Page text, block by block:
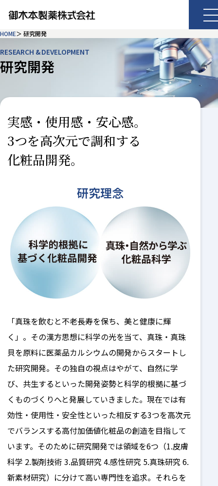
HOME 研究開発
RESEARCH & DEVELOPMENT
研究開発
実感・使用感・安心感。
3つを高次元で調和する
化粧品開発。
研究理念
「真珠を飲むと不老長寿を保ち、美と健康に輝
く」。その漢方思想に科学の光を当て、真珠・真珠
貝を原料に医薬品カルシウムの開発からスタートし
た研究開発。その独自の視点はやがて、自然に学
び、共生するといった開発姿勢と科学的根拠に基づ
くものづくりへと発展していきました。現在では有
効性・使用性・安全性といった相反する3つを高次元
でバランスする高付加価値化粧品の創造を目指して
います。そのために研究開発では領域を6つ（1.皮膚
科学 2.製剤技術 3.品質研究 4.感性研究 5.真珠研究 6.
新素材研究）に分けて高い専門性を追求。それらを